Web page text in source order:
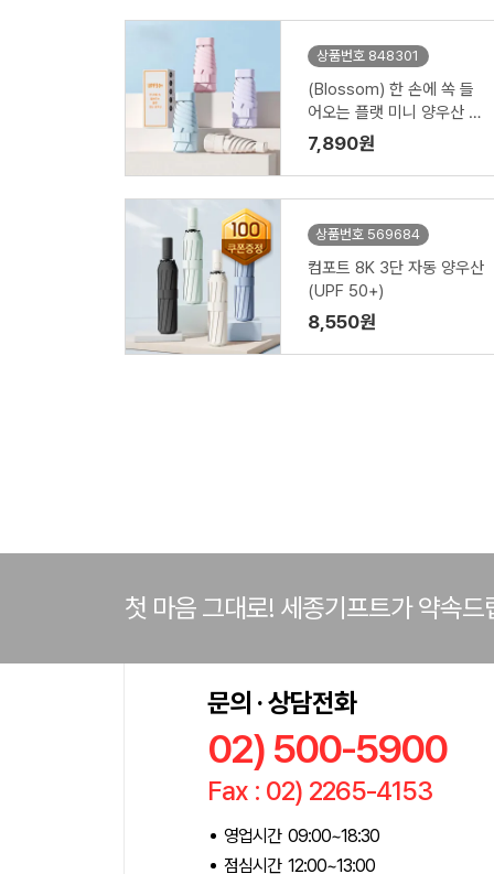
상품번호 848301
(Blossom) 한 손에 쏙 들
어오는 플랫 미니 양우산 1
P
7,890원
상품번호 569684
컴포트 8K 3단 자동 양우산
(UPF 50+)
8,550원
첫 마음 그대로! 세종기프트가 약속드
문의 · 상담전화
02) 500-5900
Fax : 02) 2265-4153
영업시간 09:00~18:30
점심시간 12:00~13:00